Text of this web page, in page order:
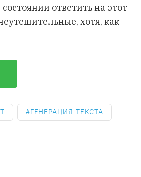
ответить на этот
хотя, как
ГЕНЕРАЦИЯ ТЕКСТА